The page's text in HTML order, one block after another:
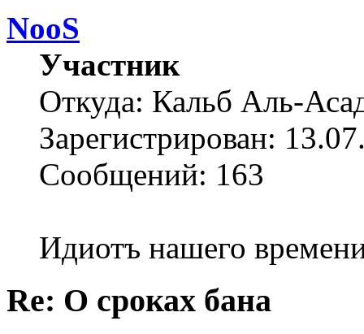
NooS
Участник
Откуда: Кальб Аль-
Зарегистрирован:
Сообщений: 163
Идиотъ нашего
Re: О сроках бана